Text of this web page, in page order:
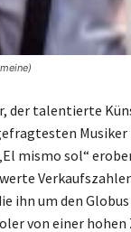
der talentierte
mismo sol“
ihn um den
von einer